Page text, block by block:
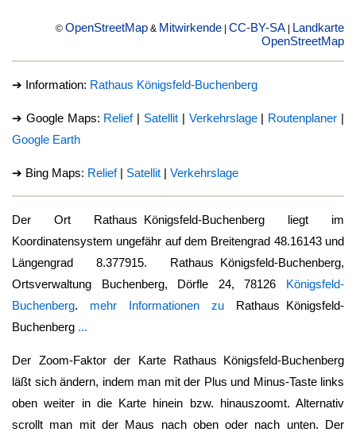
© OpenStreetMap & Mitwirkende CC-BY-SA Landkarte
OpenStreetMap
➔ Information: Rathaus Königsfeld-Buchenberg
➔ Google Maps: Relief| Satellit | Verkehrslage| Routenplaner |
Google Earth
➔ Bing Maps: Relief| Satellit | Verkehrslage
Der Ort Rathaus Königsfeld-Buchenberg liegt im
Koordinatensystem ungefähr auf dem Breitengrad 48.16143 und
Längengrad 8.377915. Rathaus Königsfeld-Buchenberg,
Ortsverwaltung Buchenberg, Dörfle 24, 78126 Königsfeld-
Buchenberg. mehr Informationen zu Rathaus Königsfeld-
Buchenberg ...
Der Zoom-Faktor der Karte Rathaus Königsfeld-Buchenberg
läßt sich ändern, indem man mit der Plus und Minus-Taste links
oben weiter in die Karte hinein bzw. hinauszoomt. Alternativ
scrollt man mit der Maus nach oben oder nach unten. Der